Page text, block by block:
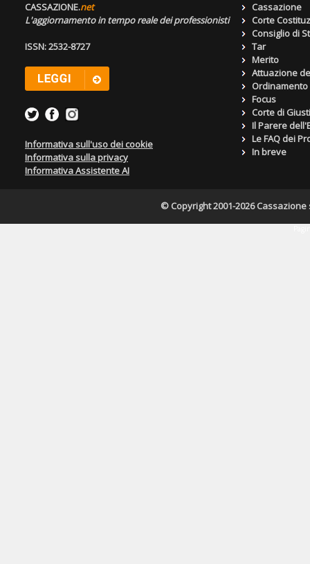
CASSAZIONE.net
L'aggiornamento in tempo reale dei professionisti
ISSN: 2532-8727
Informativa sull'uso dei cookie
Informativa sulla privacy
Informativa Assistente AI
Cassazione
Corte
Consiglio di
Tar
Merito
Attuazione
Focus
Corte di
Il Parere
Le FAQ dei
In breve
© Copyright 2001-2026 Cassazione